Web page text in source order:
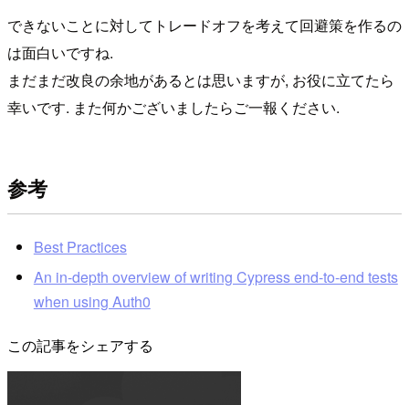
できないことに対してトレードオフを考えて回避策を作るの
は面白いですね.
まだまだ改良の余地があるとは思いますが, お役に立てたら
幸いです. また何かございましたらご一報ください.
参考
Best Practices
An in-depth overview of writing Cypress end-to-end tests
when using Auth0
この記事をシェアする